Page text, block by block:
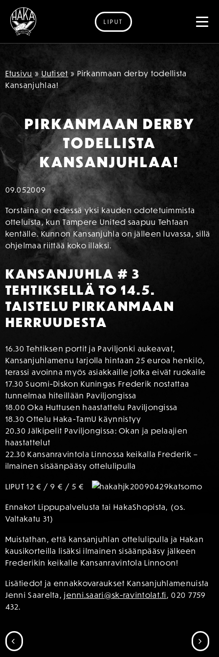
Siirry sisältöön
LIPUT
Etusivu » Uutiset » Pirkanmaan derby todellista
Kansanjuhlaa!
PIRKANMAAN DERBY
TODELLISTA
KANSANJUHLAA!
09.052009
Torstaina on edessä yksi kauden odotetuimmista
otteluista, kun Tampere United saapuu Tehtaan
kentälle. Kunnon Kansanjuhla on jälleen luvassa, sillä
ohjelmaa riittää koko illaksi.
KANSANJUHLA # 3
TEHTIKSELLÄ TO 14.5.
TAISTELU PIRKANMAAN
HERRUUDESTA
16.30 Tehtiksen portit ja Paviljonki aukeavat,
Kansanjuhlamenu tarjolla hintaan 25 euroa henkilö,
terassi avoinna myös asiakkaille jotka eivät ruokaile
17.30 Suomi-Diskon Kuningas Frederik nostattaa
tunnelmaa hiteillään Paviljongissa
18.00 Oka Huttusen haastattelu Paviljongissa
18.30 Ottelu Haka-TamU käynnistyy
20.30 Jälkipelit Paviljongissa: Okan ja pelaajien
haastattelut
22.30 Kansanravintola Linnossa keikalla Frederik –
ilmainen sisäänpääsy ottelulipulla
LIPUT 12 € / 9 € / 5 €
Ennakot Lippupalvelusta tai HakaShopista, (os.
Valtakatu 31)
Muistathan, että kansanjuhlan ottelulipulla ja Hakan
kausikorteilla lisäksi ilmainen sisäänpääsy jälkeen
Frederikin keikalle Kansanravintola Linnoon!
Lisätiedot ja ennakkovaraukset Kansanjuhlamenuista
Jenni Saarelta,jenni.saari@sk-ravintolat.fi , 020 7759
432.
SIIRRY EDELLISEEN